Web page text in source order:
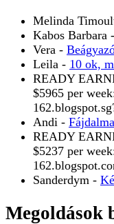
Melinda
Kabos Barbara -
Vera -
Leila - 10 ok,
READY
$5965 per
Andi -
READY
$5237 per
Sanderdym -
Megoldások